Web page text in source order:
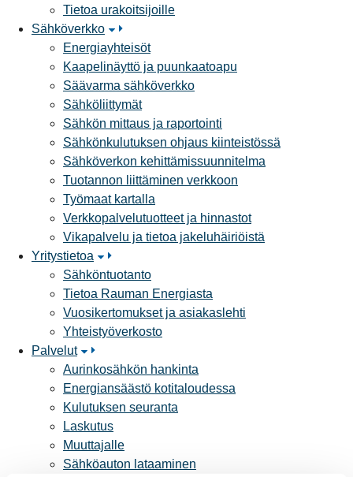
Tietoa urakoitsijoille
Sähköverkko
Energiayhteisöt
Kaapelinäyttö ja puunkaatoapu
Säävarma sähköverkko
Sähköliittymät
Sähkön mittaus ja raportointi
Sähkönkulutuksen ohjaus kiinteistössä
Sähköverkon kehittämissuunnitelma
Tuotannon liittäminen verkkoon
Työmaat kartalla
Verkkopalvelutuotteet ja hinnastot
Vikapalvelu ja tietoa jakeluhäiriöistä
Yritystietoa
Sähköntuotanto
Tietoa Rauman Energiasta
Vuosikertomukset ja asiakaslehti
Yhteistyöverkosto
Palvelut
Aurinkosähkön hankinta
Energiansäästö kotitaloudessa
Kulutuksen seuranta
Laskutus
Muuttajalle
Sähköauton lataaminen